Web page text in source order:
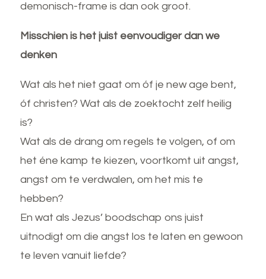
demonisch-frame is dan ook groot.
Misschien is het juist eenvoudiger dan we
denken
Wat als het niet gaat om óf je new age bent,
óf christen? Wat als de zoektocht zelf heilig
is?
Wat als de drang om regels te volgen, of om
het éne kamp te kiezen, voortkomt uit angst,
angst om te verdwalen, om het mis te
hebben?
En wat als Jezus’ boodschap ons juist
uitnodigt om die angst los te laten en gewoon
te leven vanuit liefde?